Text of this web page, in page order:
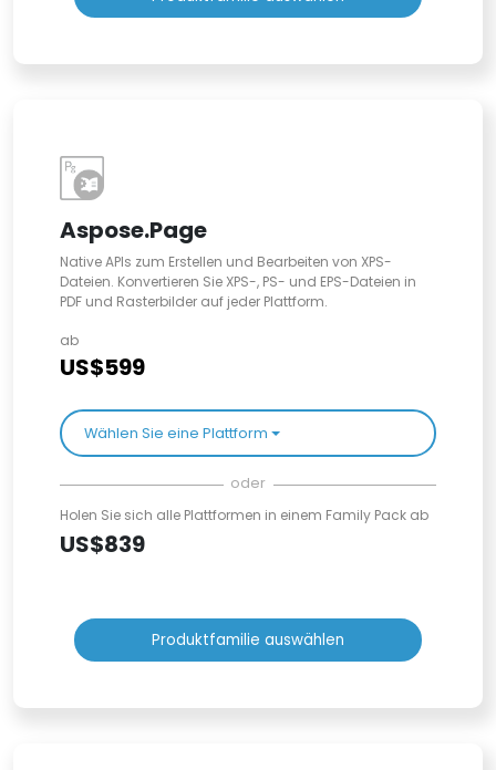
Aspose.Page
Native APIs zum Erstellen und Bearbeiten von XPS-
Dateien. Konvertieren Sie XPS-, PS- und EPS-Dateien in
PDF und Rasterbilder auf jeder Plattform.
ab
US$599
Wählen Sie eine Plattform
oder
Holen Sie sich alle Plattformen in einem Family Pack ab
US$839
Produktfamilie auswählen